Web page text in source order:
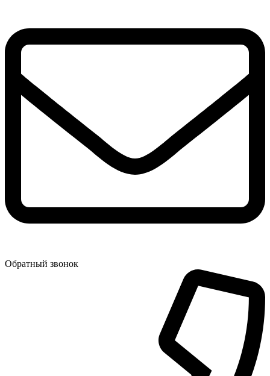
Обратный звонок